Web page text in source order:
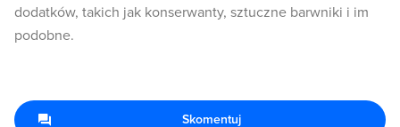
dodatków, takich jak konserwanty, sztuczne barwniki i im
podobne.
Skomentuj